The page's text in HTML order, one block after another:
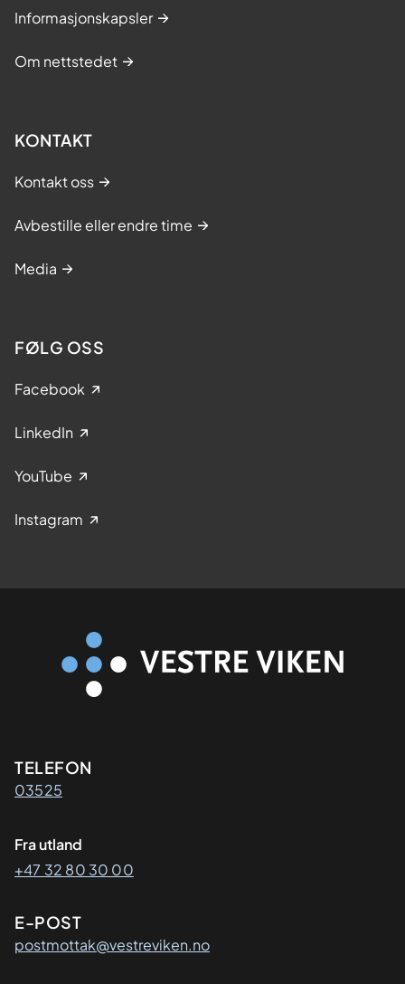
Informasjonskapsler
Om nettstedet
KONTAKT
Kontakt oss
Avbestille eller endre time
Media
FØLG OSS
Facebook
LinkedIn
YouTube
Instagram
Kontaktinformasjon
TELEFON
03525
Fra utland
+47 32 80 30 00
E-POST
postmottak@vestreviken.no